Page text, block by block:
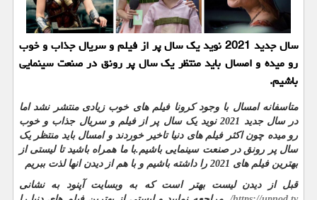
سال جدید 2021 نوید یك سال پر از فیلم و سریال جذاب و خوب
رو میده و امسال باید منتظر یك سال پر رونق در صنعت سینمایی
باشیم.
متاسفانه امسال با وجود کرونا فیلم های خوب زیادی منتشر نشد اما
در سال جدید 2021 نوید یک سال پر از فیلم و سریال جذاب و خوب
رو میده چون اکثر فیلم های دنیا تاخیر خوردند و امسال باید منتظر یک
سال پر رونق در صنعت سینمایی باشیم.با ما همراه باشید تا لیستی از
بهترین فیلم های 2021 را داشته باشیم و با هم از دیدن انها لذت ببریم
قبل از دیدن لیست بهتر است که به وبسایت آپنود به نشانی